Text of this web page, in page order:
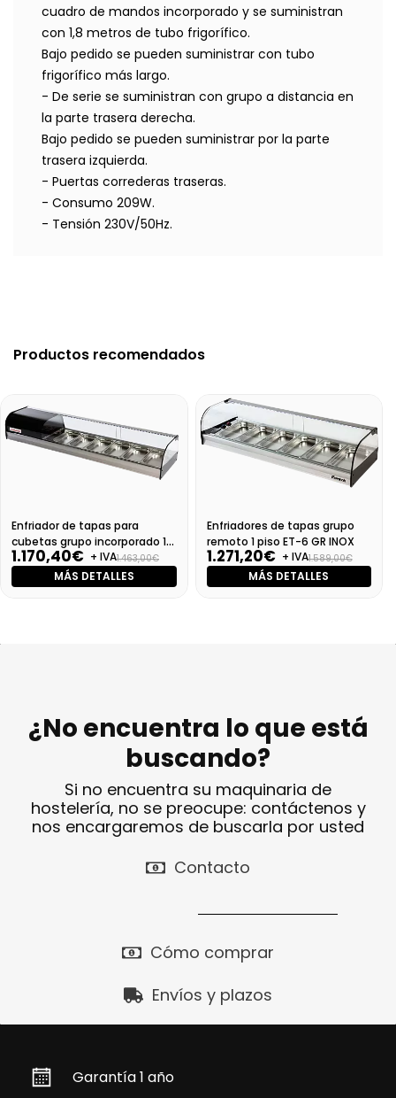
cuadro de mandos incorporado y se suministran
con 1,8 metros de tubo frigorífico.
Bajo pedido se pueden suministrar con tubo
frigorífico más largo.
- De serie se suministran con grupo a distancia en
la parte trasera derecha.
Bajo pedido se pueden suministrar por la parte
trasera izquierda.
- Puertas correderas traseras.
- Consumo 209W.
- Tensión 230V/50Hz.
Productos recomendados
Enfriador de tapas para
cubetas grupo incorporado 1
piso
1.170,40€ + IVA1.463,00€
MÁS DETALLES
Enfriadores de tapas grupo
remoto 1 piso ET-6 GR INOX
1.271,20€ + IVA1.589,00€
MÁS DETALLES
¿No encuentra lo que está
buscando?
Si no encuentra su maquinaria de
hostelería, no se preocupe: contáctenos y
nos encargaremos de buscarla por usted
Contacto
Cómo comprar
Envíos y plazos
Garantía 1 año